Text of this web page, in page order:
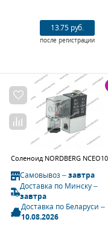
13.75 руб.
после регистрации
Самовывоз –завтра
Доставка по Минску –
завтра
Доставка по Беларуси –
10.08.2026